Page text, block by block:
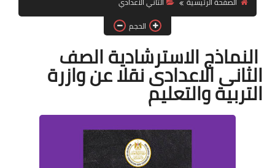
موضوعات
تربويات
تكنولوجيا
روايات
صحة
الحجم
النماذج الاسترشادية الصف
الثانى الاعدادى نقلا عن وازرة
التربية والتعليم